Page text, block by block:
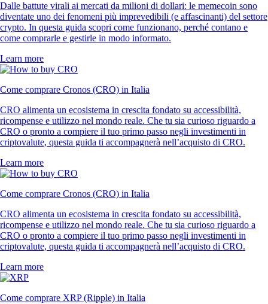
Dalle battute virali ai mercati da milioni di dollari: le memecoin sono
diventate uno dei fenomeni più imprevedibili (e affascinanti) del settore
crypto. In questa guida scopri come funzionano, perché contano e
come comprarle e gestirle in modo informato.
Learn more
Come comprare Cronos (CRO) in Italia
CRO alimenta un ecosistema in crescita fondato su accessibilità,
ricompense e utilizzo nel mondo reale. Che tu sia curioso riguardo a
CRO o pronto a compiere il tuo primo passo negli investimenti in
criptovalute, questa guida ti accompagnerà nell’acquisto di CRO.
Learn more
Come comprare Cronos (CRO) in Italia
CRO alimenta un ecosistema in crescita fondato su accessibilità,
ricompense e utilizzo nel mondo reale. Che tu sia curioso riguardo a
CRO o pronto a compiere il tuo primo passo negli investimenti in
criptovalute, questa guida ti accompagnerà nell’acquisto di CRO.
Learn more
Come comprare XRP (Ripple) in Italia